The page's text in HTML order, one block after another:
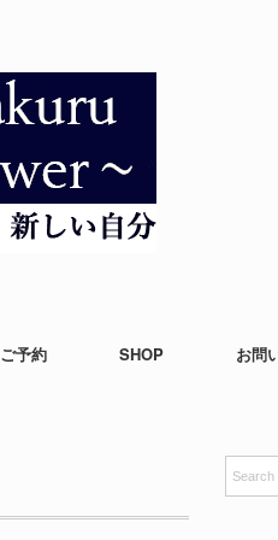
ご予約 SHOP お問